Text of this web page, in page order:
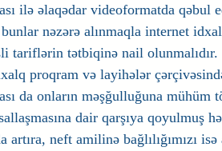
ilə əlaqədar videoformatda qəbul
nəzərə alınmaqla internet
tariflərin tətbiqinə nail
proqram və layihələr
da onların məşğulluğuna mühüm
dair qarşıya qoyulmuş
artıra, neft amilinə bağlılığımızı